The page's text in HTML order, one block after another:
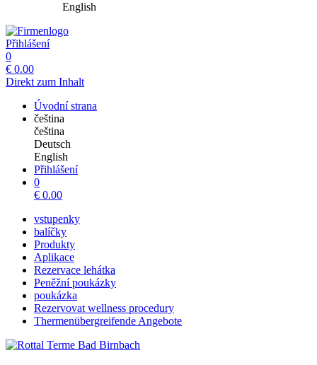
English
Přihlášení
0
€ 0.00
Direkt zum Inhalt
Úvodní strana
čeština
čeština
Deutsch
English
Přihlášení
0
€ 0.00
vstupenky
balíčky
Produkty
Aplikace
Rezervace lehátka
Peněžní poukázky
poukázka
Rezervovat wellness procedury
Thermenübergreifende Angebote